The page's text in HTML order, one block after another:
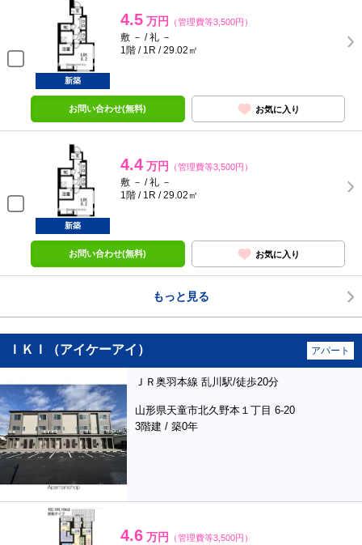
4.5 万円 （管理費等3,500円）
敷 － / 礼 －
1階 / 1R / 29.02㎡
新築
お問い合わせ(無料) お気に入り
4.4 万円 （管理費等3,500円）
敷 － / 礼 －
1階 / 1R / 29.02㎡
新築
お問い合わせ(無料) お気に入り
もっと見る
ＩＫＩ（アイケーアイ） アパート
ＪＲ奥羽本線 乱川駅/徒歩20分
山形県天童市北久野本１丁目 6-20
3階建 / 築0年
4.6 万円 （管理費等3,500円）